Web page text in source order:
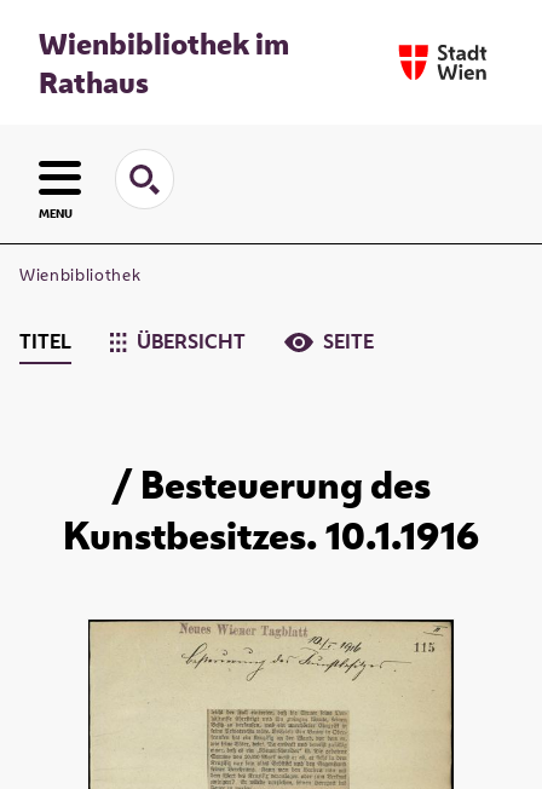
Wienbibliothek im
Rathaus
MENU
Wienbibliothek
TITEL ÜBERSICHT SEITE
/ Besteuerung des
Kunstbesitzes. 10.1.1916